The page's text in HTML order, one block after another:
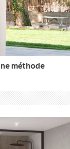
méthode